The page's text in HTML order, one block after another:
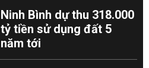
Ninh Bình dự thu 318.000
tỷ tiền sử dụng đất 5
năm tới